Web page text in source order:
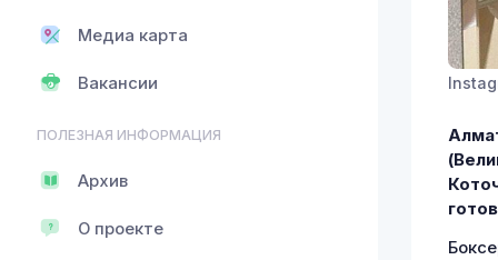
Медиа карта
Вакансии
ПОЛЕЗНАЯ ИНФОРМАЦИЯ
Архив
О проекте